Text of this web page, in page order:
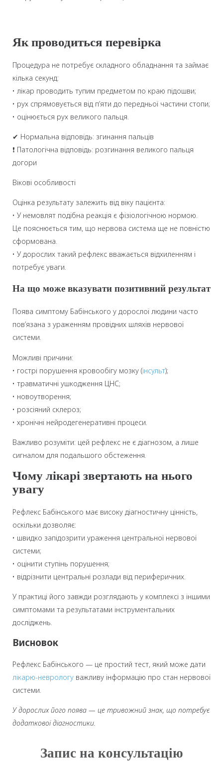
Як проводиться перевірка
Процедура не потребує складного обладнання та займає
кілька секунд:
• лікар проводить тупим предметом по краю підошви;
• рух спрямовується від п’яти до передньої частини стопи;
• оцінюється рух великого пальця.
✔ Нормальна відповідь: згинання пальців
❗ Патологічна відповідь: розгинання великого пальця
догори
Вікові особливості
Оцінка результату залежить від віку пацієнта:
• У немовлят подібна реакція є фізіологічною нормою.
Це пояснюється тим, що нервова система ще не повністю
сформована.
• У дорослих такий рефлекс вважається відхиленням і
потребує уваги.
На що може вказувати позитивний результат
Поява симптому Бабінського у дорослої людини часто
пов’язана з ураженням провідних шляхів нервової
системи.
Можливі причини:
• гострі порушення кровообігу мозку (інсульт);
• травматичні ушкодження ЦНС;
• новоутворення;
• розсіяний склероз;
• хронічні нейродегенеративні процеси.
Важливо розуміти: цей рефлекс не є діагнозом, а лише
сигналом для подальшого обстеження.
Чому лікарі звертають на нього
увагу
Рефлекс Бабінського має високу діагностичну цінність,
оскільки дозволяє:
• швидко запідозрити ураження центральної нервової
системи;
• оцінити ступінь порушення;
• відрізнити центральні розлади від периферичних.
У практиці його завжди розглядають у комплексі з іншими
симптомами та результатами інструментальних
досліджень.
Висновок
Рефлекс Бабінського — це простий тест, який може дати
лікарю-неврологу важливу інформацію про стан нервової
системи.
У дорослих його поява — це тривожний знак, що потребує
додаткової діагностики.
Запис на консультацію